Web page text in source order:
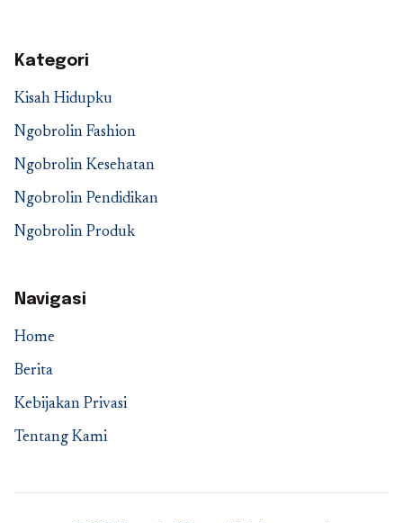
Kategori
Kisah Hidupku
Ngobrolin Fashion
Ngobrolin Kesehatan
Ngobrolin Pendidikan
Ngobrolin Produk
Navigasi
Home
Berita
Kebijakan Privasi
Tentang Kami